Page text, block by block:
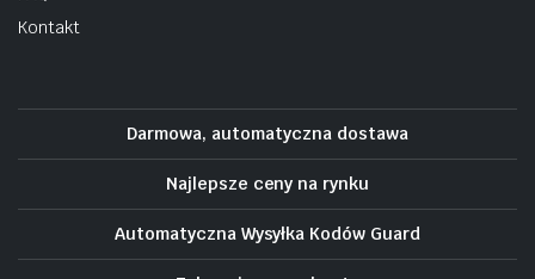
Kontakt
Darmowa, automatyczna dostawa
Najlepsze ceny na rynku
Automatyczna Wysyłka Kodów Guard